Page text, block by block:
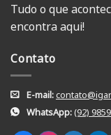
Tudo o que
encontra aqui!
Contato
E-mail:
WhatsApp:(92)